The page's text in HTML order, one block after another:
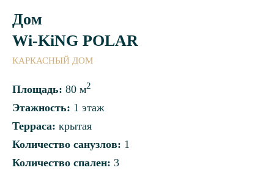
Дом
Wi-KiNG POLAR
КАРКАСНЫЙ ДОМ
Площадь: 80 м2
Этажность: 1 этаж
Терраса: крытая
Количество санузлов: 1
Количество спален: 3